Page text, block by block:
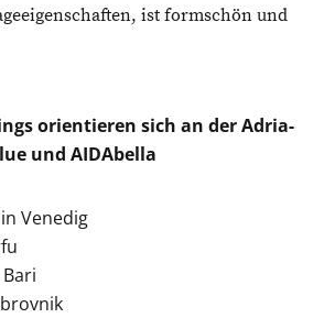
ist formschön und
orientieren sich an der Adria-
und AIDAbella
Venedig